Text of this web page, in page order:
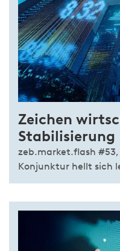
Zeichen
Stabilisierung
zeb.market.flash
Konjunktur hellt sich